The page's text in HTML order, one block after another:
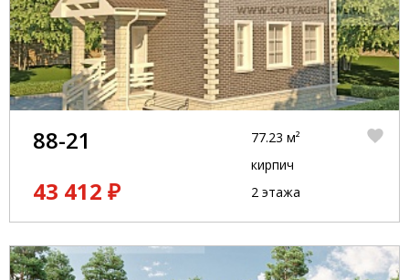
88-21
43 412 ₽
77.23 м²
кирпич
2 этажа